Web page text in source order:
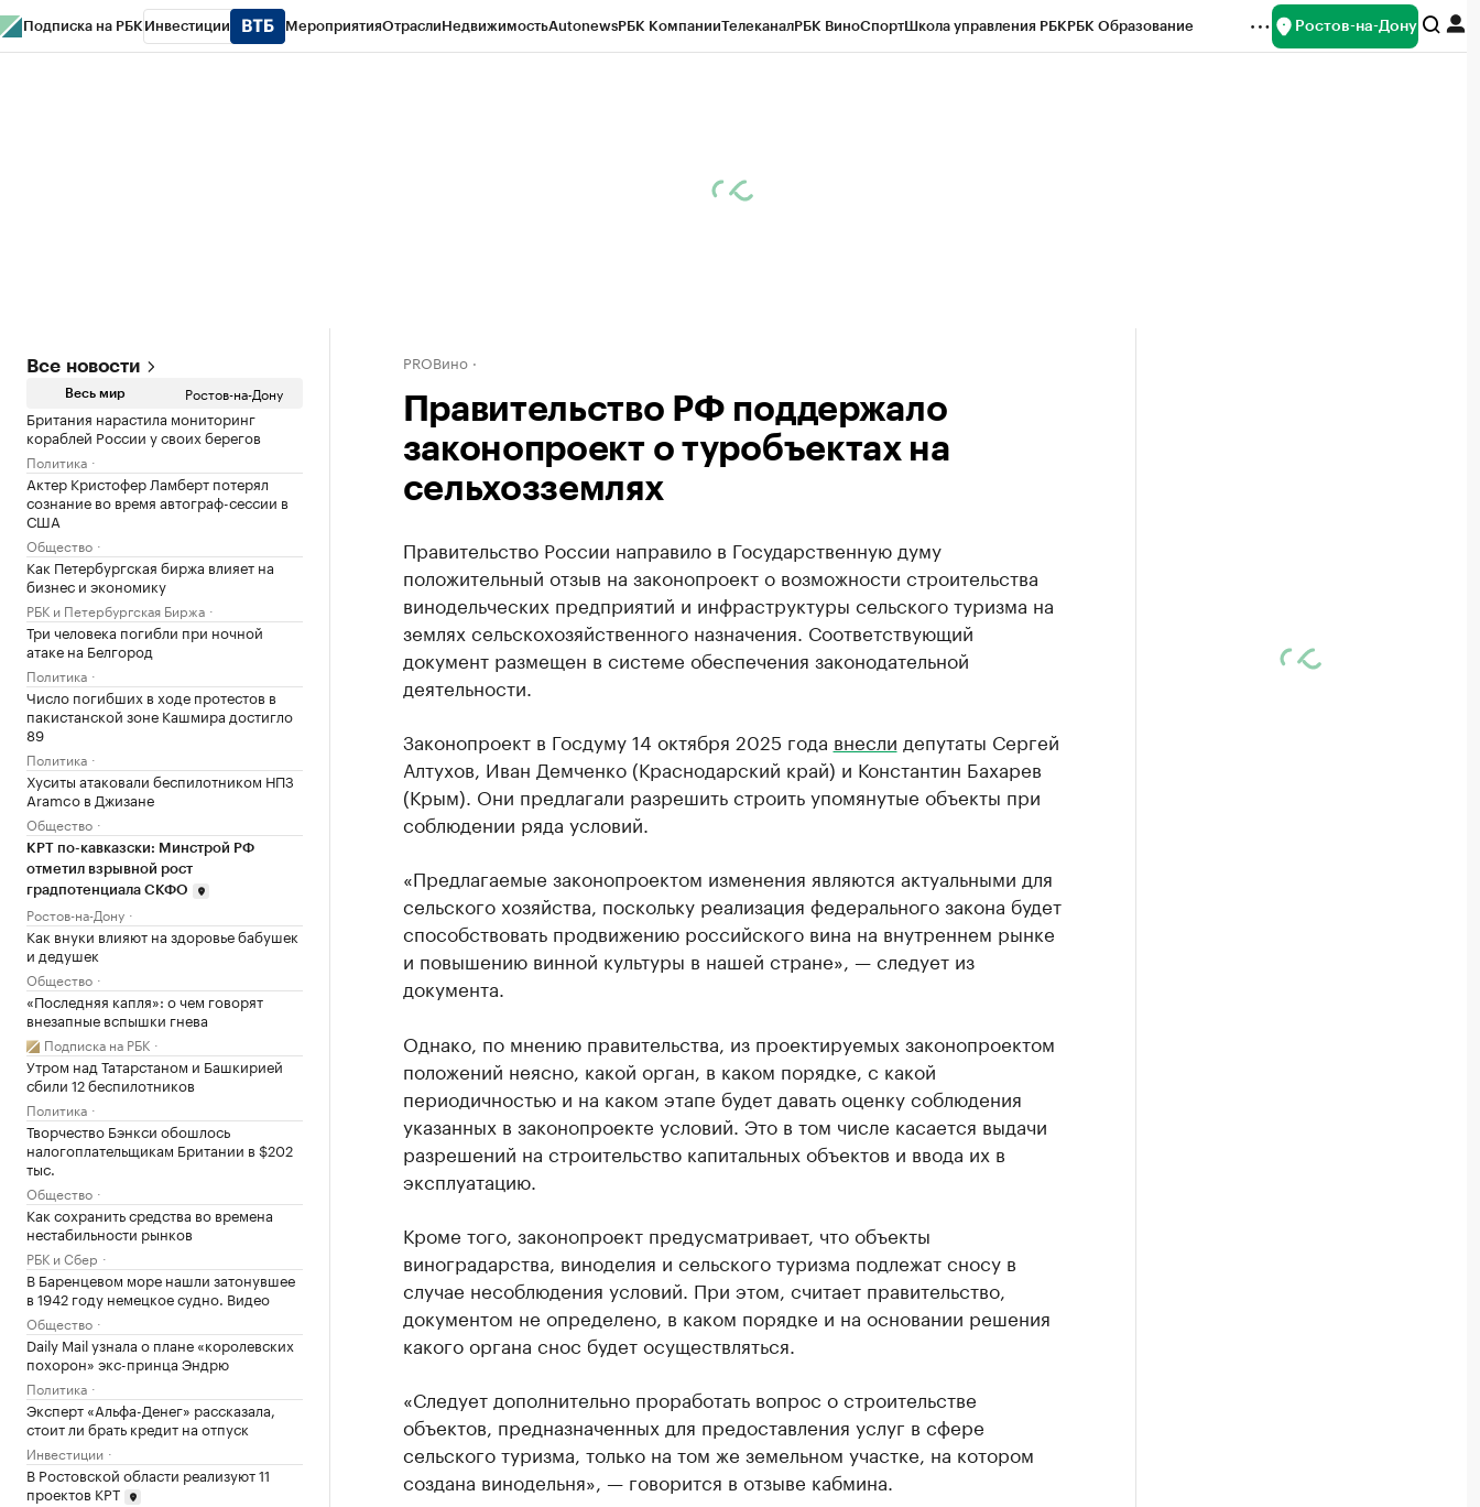
Подписка на РБК Инвестиции МероприятияОтраслиНедвижимостьAutonewsРБК КомпанииТелеканалРБК ВиноСпортШкола управления РБКРБК Образование Ростов-на-Дону
Все новости
Весь мир Ростов-на-Дону
Британия нарастила мониторинг
кораблей России у своих берегов
Политика
Актер Кристофер Ламберт потерял
сознание во время автограф-сессии в
США
Общество
Как Петербургская биржа влияет на
бизнес и экономику
РБК и Петербургская Биржа
Три человека погибли при ночной
атаке на Белгород
Политика
Число погибших в ходе протестов в
пакистанской зоне Кашмира достигло
89
Политика
Хуситы атаковали беспилотником НПЗ
Aramco в Джизане
Общество
КРТ по-кавказски: Минстрой РФ
отметил взрывной рост
градпотенциала СКФО
Ростов-на-Дону
Как внуки влияют на здоровье бабушек
и дедушек
Общество
«Последняя капля»: о чем говорят
внезапные вспышки гнева
Подписка на РБК
Утром над Татарстаном и Башкирией
сбили 12 беспилотников
Политика
Творчество Бэнкси обошлось
налогоплательщикам Британии в $202
тыс.
Общество
Как сохранить средства во времена
нестабильности рынков
РБК и Сбер
В Баренцевом море нашли затонувшее
в 1942 году немецкое судно. Видео
Общество
Daily Mail узнала о плане «королевских
похорон» экс-принца Эндрю
Политика
Эксперт «Альфа-Денег» рассказала,
стоит ли брать кредит на отпуск
Инвестиции
В Ростовской области реализуют 11
проектов КРТ
PROВино
Правительство РФ поддержало
законопроект о туробъектах на
сельхозземлях
Правительство России направило в Государственную думу
положительный отзыв на законопроект о возможности строительства
винодельческих предприятий и инфраструктуры сельского туризма на
землях сельскохозяйственного назначения. Соответствующий
документ размещен в системе обеспечения законодательной
деятельности.
Законопроект в Госдуму 14 октября 2025 года внесли депутаты Сергей
Алтухов, Иван Демченко (Краснодарский край) и Константин Бахарев
(Крым). Они предлагали разрешить строить упомянутые объекты при
соблюдении ряда условий.
«Предлагаемые законопроектом изменения являются актуальными для
сельского хозяйства, поскольку реализация федерального закона будет
способствовать продвижению российского вина на внутреннем рынке
и повышению винной культуры в нашей стране», — следует из
документа.
Однако, по мнению правительства, из проектируемых законопроектом
положений неясно, какой орган, в каком порядке, с какой
периодичностью и на каком этапе будет давать оценку соблюдения
указанных в законопроекте условий. Это в том числе касается выдачи
разрешений на строительство капитальных объектов и ввода их в
эксплуатацию.
Кроме того, законопроект предусматривает, что объекты
виноградарства, виноделия и сельского туризма подлежат сносу в
случае несоблюдения условий. При этом, считает правительство,
документом не определено, в каком порядке и на основании решения
какого органа снос будет осуществляться.
«Следует дополнительно проработать вопрос о строительстве
объектов, предназначенных для предоставления услуг в сфере
сельского туризма, только на том же земельном участке, на котором
создана винодельня», — говорится в отзыве кабмина.